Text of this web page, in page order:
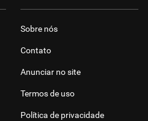
Sobre nós
Contato
Anunciar no site
Termos de uso
Política de privacidade